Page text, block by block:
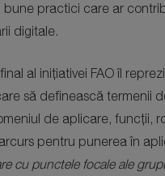
bune practici care ar
digitale.
al inițiativei FAO îl
să definească termenii
de aplicare, funcții,
pentru punerea în
cu punctele focale ale